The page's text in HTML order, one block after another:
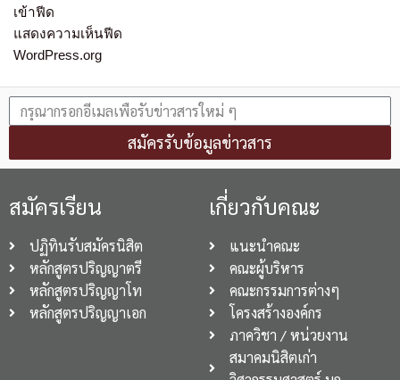
เข้าฟีด
แสดงความเห็นฟีด
WordPress.org
สมัครรับข้อมูลข่าวสาร
สมัครเรียน
ปฏิทินรับสมัครนิสิต
หลักสูตรปริญญาตรี
หลักสูตรปริญญาโท
หลักสูตรปริญญาเอก
เกี่ยวกับคณะ
แนะนำคณะ
คณะผู้บริหาร
คณะกรรมการต่างๆ
โครงสร้างองค์กร
ภาควิชา / หน่วยงาน
สมาคมนิสิตเก่า